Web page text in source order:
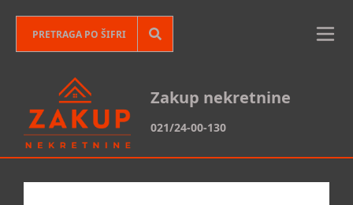
Zakup nekretnine
021/24-00-130